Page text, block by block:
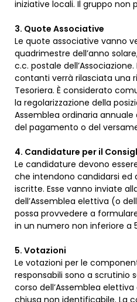
iniziative locali. Il gruppo non
3. Quote Associative
Le quote associative vanno
quadrimestre dell’anno
c.c. postale
contanti verrà rilasciata una
Tesoriera. È considerato
la regolarizzazione della
Assemblea ordinaria
del pagamento o del
4. Candidature per il
Le candidature devono
che intendono candidarsi ed
iscritte. Esse vanno inviate
dell’Assemblea elettiva (o
possa provvedere a
in un numero non inferiore a
5. Votazioni
Le votazioni per le
responsabili sono a scrutinio
corso dell’Assemblea